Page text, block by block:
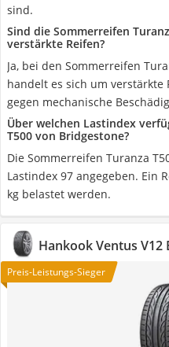
sind.
Sind die Sommerreifen
verstärkte Reifen?
Ja, bei den Sommerreifen
handelt es sich um verstärkte
gegen mechanische
Über welchen Lastindex
T500 von Bridgestone?
Die Sommerreifen Turanza
Lastindex 97 angegeben. Ein
kg belastet werden.
Hankook Ventus V12
Preis-Leistungs-Sieger